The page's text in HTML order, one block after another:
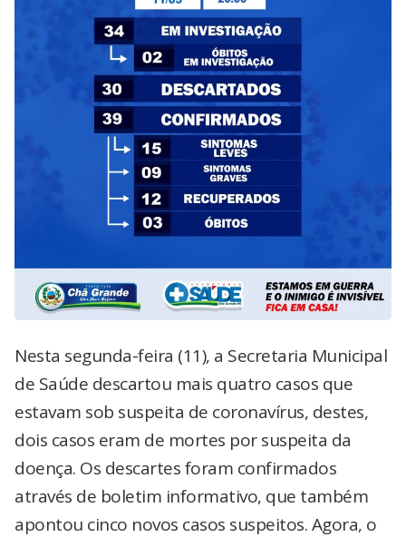
Nesta segunda-feira (11), a Secretaria Municipal
de Saúde descartou mais quatro casos que
estavam sob suspeita de coronavírus, destes,
dois casos eram de mortes por suspeita da
doença. Os descartes foram confirmados
através de boletim informativo, que também
apontou cinco novos casos suspeitos. Agora, o